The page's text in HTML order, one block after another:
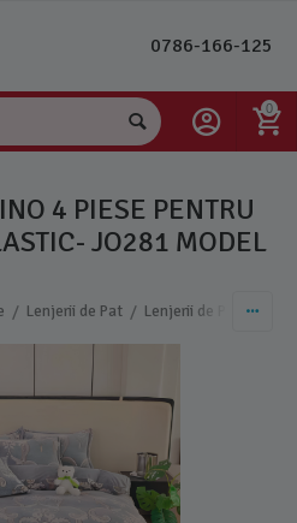
0786-166-125
0
4 PIESE PENTRU
JO281 MODEL
/ Lenjerii de Pat / Lenjerii de Pat